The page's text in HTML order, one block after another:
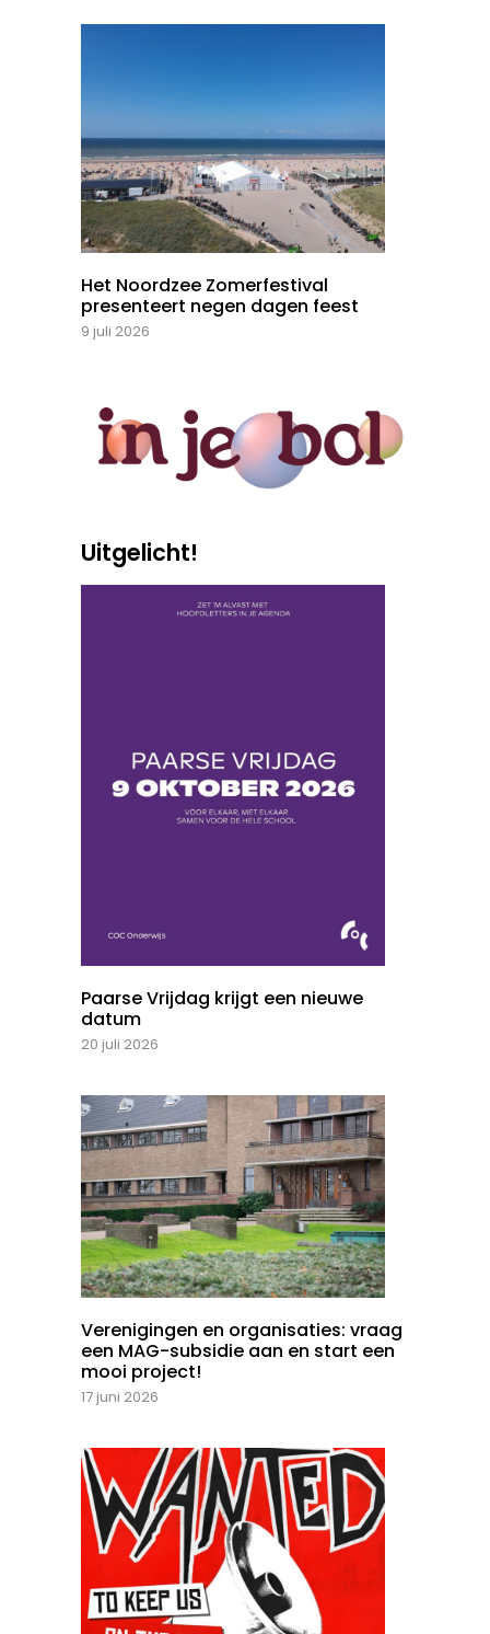
Het Noordzee Zomerfestival
presenteert negen dagen feest
9 juli 2026
Uitgelicht!
Paarse Vrijdag krijgt een nieuwe
datum
20 juli 2026
Verenigingen en organisaties: vraag
een MAG-subsidie aan en start een
mooi project!
17 juni 2026